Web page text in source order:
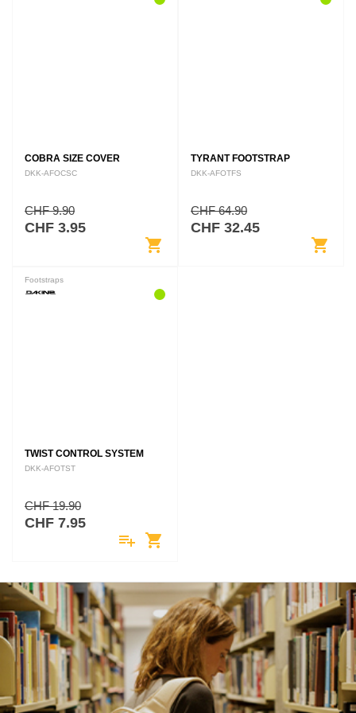
COBRA SIZE COVER
DKK-AFOCSC
CHF 9.90
CHF 3.95
shopping_cart
TYRANT FOOTSTRAP
DKK-AFOTFS
CHF 64.90
CHF 32.45
shopping_cart
Footstraps
TWIST CONTROL SYSTEM
DKK-AFOTST
CHF 19.90
CHF 7.95
playlist_add shopping_cart